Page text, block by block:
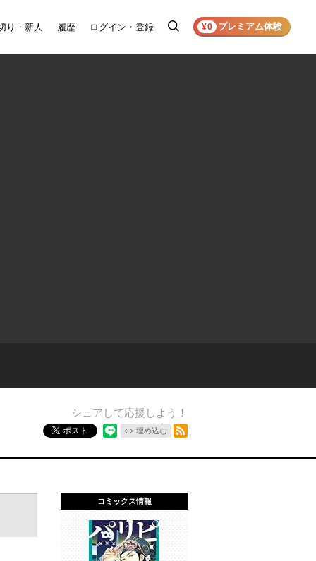
り・新人 履歴 ログイン・登録
検
¥0 プレミアム体験
シェアして応援しよう！
ポスト 埋め込む
コミックス情報